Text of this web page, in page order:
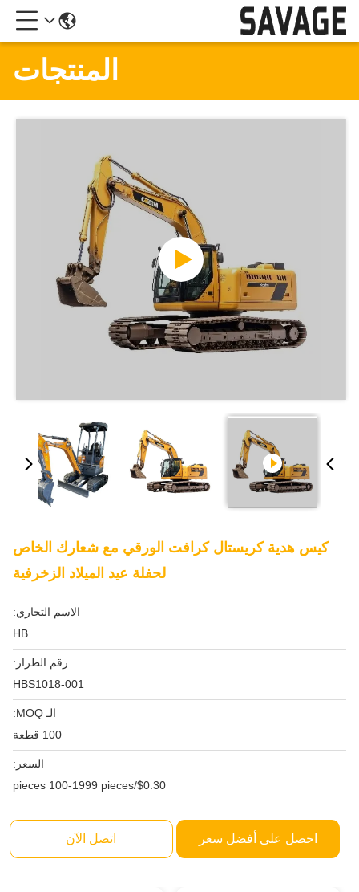
المنتجات
كيس هدية كريستال كرافت الورقي مع شعارك الخاص
لحفلة عيد الميلاد الزخرفية
الاسم التجاري:
HB
رقم الطراز:
HBS1018-001
الـ MOQ:
100 قطعة
السعر:
$0.30/pieces 100-1999 pieces
احصل على أفضل سعر اتصل الآن